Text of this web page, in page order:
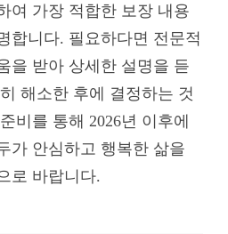
여 가장 적합한 보장 내용
합니다. 필요하다면 전문적
을 받아 상세한 설명을 듣
해소한 후에 결정하는 것
비를 통해 2026년 이후에
가 안심하고 행복한 삶을
로 바랍니다.